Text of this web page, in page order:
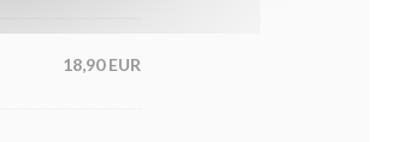
18,90 EUR